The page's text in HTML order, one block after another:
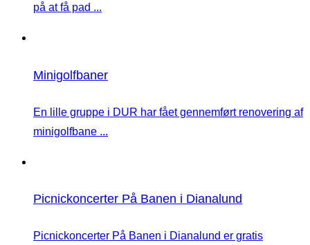
på at få pad ...
Minigolfbaner
En lille gruppe i DUR har fået gennemført renovering af
minigolfbane ...
Picnickoncerter På Banen i Dianalund
Picnickoncerter På Banen i Dianalund er gratis